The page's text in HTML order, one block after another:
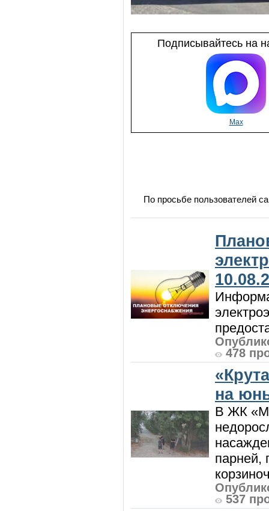
Подписывайтесь на
Max
По просьбе пользователей
478
на
В ЖК
парней,
537